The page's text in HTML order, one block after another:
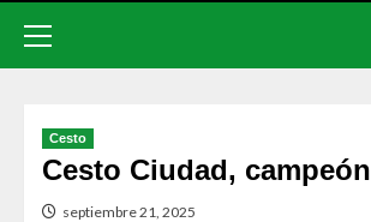
Cesto
Cesto Ciudad, campeón
septiembre 21, 2025